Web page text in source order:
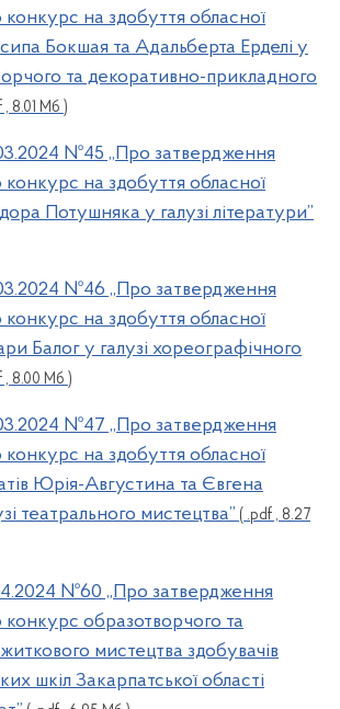
на здобуття обласної
Бокшая та Адальберта Ерделі у
та декоративно-прикладного
, 8.01 Мб )
№45 „Про затвердження
на здобуття обласної
Потушняка у галузі літератури”
№46 „Про затвердження
на здобуття обласної
Балог у галузі хореографічного
, 8.00 Мб )
№47 „Про затвердження
на здобуття обласної
Юрія-Августина та Євгена
театрального мистецтва” ( .pdf , 8.27
№60 „Про затвердження
образотворчого та
мистецтва здобувачів
шкіл Закарпатської області